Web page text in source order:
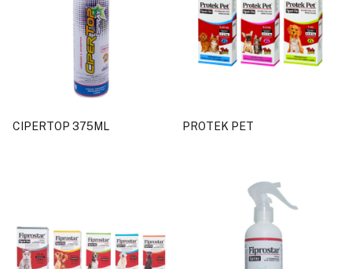
CIPERTOP 375ML PROTEK PET